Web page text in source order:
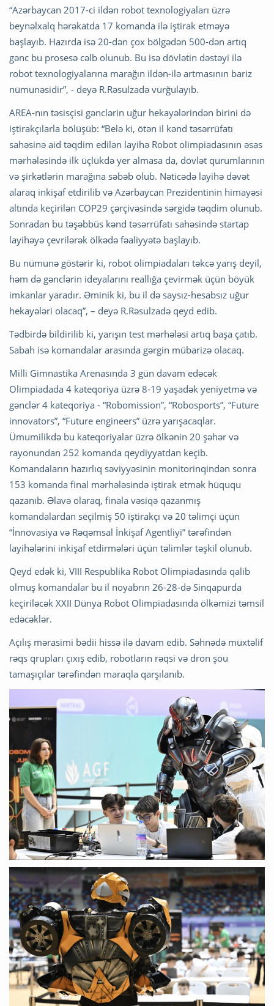
“Azərbaycan 2017-ci ildən robot texnologiyaları üzrə
beynəlxalq hərəkatda 17 komanda ilə iştirak etməyə
başlayıb. Hazırda isə 20-dən çox bölgədən 500-dən artıq
gənc bu prosesə cəlb olunub. Bu isə dövlətin dəstəyi ilə
robot texnologiyalarına marağın ildən-ilə artmasının bariz
nümunəsidir”, - deyə R.Rəsulzadə vurğulayıb.
AREA-nın təsisçisi gənclərin uğur hekayələrindən birini də
iştirakçılarla bölüşüb: “Belə ki, ötən il kənd təsərrüfatı
sahəsinə aid təqdim edilən layihə Robot olimpiadasının əsas
mərhələsində ilk üçlükdə yer almasa da, dövlət qurumlarının
və şirkətlərin marağına səbəb olub. Nəticədə layihə dəvət
alaraq inkişaf etdirilib və Azərbaycan Prezidentinin himayəsi
altında keçirilən COP29 çərçivəsində sərgidə təqdim olunub.
Sonradan bu təşəbbüs kənd təsərrüfatı sahəsində startap
layihəyə çevrilərək ölkədə fəaliyyətə başlayıb.
Bu nümunə göstərir ki, robot olimpiadaları təkcə yarış deyil,
həm də gənclərin ideyalarını reallığa çevirmək üçün böyük
imkanlar yaradır. Əminik ki, bu il də saysız-hesabsız uğur
hekayələri olacaq”, – deyə R.Rəsulzadə qeyd edib.
Tədbirdə bildirilib ki, yarışın test mərhələsi artıq başa çatıb.
Sabah isə komandalar arasında gərgin mübarizə olacaq.
Milli Gimnastika Arenasında 3 gün davam edəcək
Olimpiadada 4 kateqoriya üzrə 8-19 yaşadək yeniyetmə və
gənclər 4 kateqoriya - “Robomission”, “Robosports”, “Future
innovators”, “Future engineers” üzrə yarışacaqlar.
Ümumilikdə bu kateqoriyalar üzrə ölkənin 20 şəhər və
rayonundan 252 komanda qeydiyyatdan keçib.
Komandaların hazırlıq səviyyəsinin monitorinqindən sonra
153 komanda final mərhələsində iştirak etmək hüququ
qazanıb. Əlavə olaraq, finala vəsiqə qazanmış
komandalardan seçilmiş 50 iştirakçı və 20 təlimçi üçün
“İnnovasiya və Rəqəmsal İnkişaf Agentliyi” tərəfindən
layihələrini inkişaf etdirmələri üçün təlimlər təşkil olunub.
Qeyd edək ki, VIII Respublika Robot Olimpiadasında qalib
olmuş komandalar bu il noyabrın 26-28-də Sinqapurda
keçiriləcək XXII Dünya Robot Olimpiadasında ölkəmizi təmsil
edəcəklər.
Açılış mərasimi bədii hissə ilə davam edib. Səhnədə müxtəlif
rəqs qrupları çıxış edib, robotların rəqsi və dron şou
tamaşıçılar tərəfindən maraqla qarşılanıb.